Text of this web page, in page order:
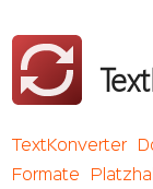
TextKonverter
Formate